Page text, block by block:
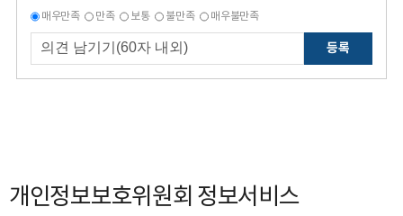
매우만족 만족 보통 불만족 매우불만족
등록
개인정보보호위원회 정보서비스